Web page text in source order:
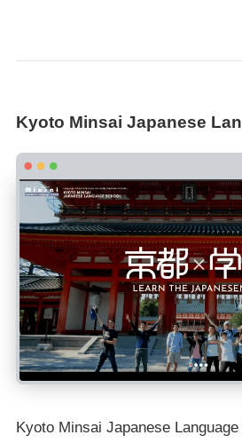
Kyoto Minsai Japanese
Kyoto Minsai Japanese